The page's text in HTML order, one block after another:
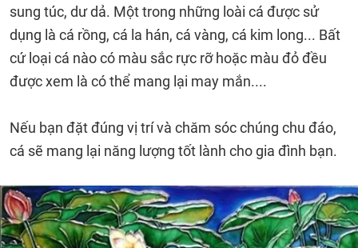
sung túc, dư dả. Một trong những loài cá được sử
dụng là cá rồng, cá la hán, cá vàng, cá kim long... Bất
cứ loại cá nào có màu sắc rực rỡ hoặc màu đỏ đều
được xem là có thể mang lại may mắn....
Nếu bạn đặt đúng vị trí và chăm sóc chúng chu đáo,
cá sẽ mang lại năng lượng tốt lành cho gia đình bạn.